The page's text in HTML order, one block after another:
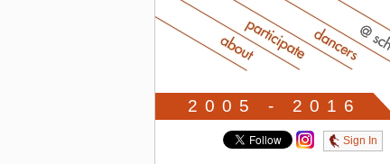
2005 - 2016
Sign In